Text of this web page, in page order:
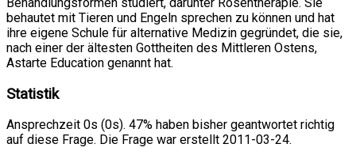
behautet mit Tieren und Engeln sprechen zu können und hat
ihre eigene Schule für alternative Medizin gegründet, die sie,
nach einer der ältesten Gottheiten des Mittleren Ostens,
Astarte Education genannt hat.
Statistik
Ansprechzeit 0s (0s). 47% haben bisher geantwortet richtig
auf diese Frage. Die Frage war erstellt 2011-03-24.